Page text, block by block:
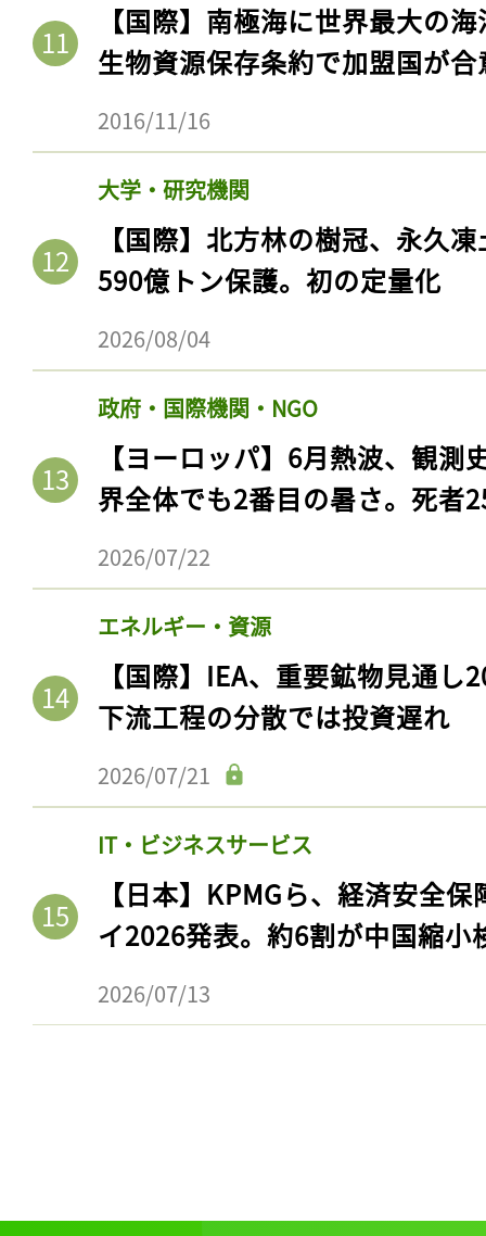
【国際】南極海に世界最大の
生物資源保存条約で加盟国が合
2016/11/16
大学・研究機関
【国際】北方林の樹冠、永久
590億トン保護。初の定量化
2026/08/04
政府・国際機関・NGO
【ヨーロッパ】6月熱波、観
界全体でも2番目の暑さ。死者
2026/07/22
エネルギー・資源
【国際】IEA、重要鉱物見通
下流工程の分散では投資遅れ
2026/07/21
IT・ビジネスサービス
【日本】KPMGら、経済安全
イ2026発表。約6割が中国縮小
2026/07/13
記事をお気に入りに
ログインが必
ログイン